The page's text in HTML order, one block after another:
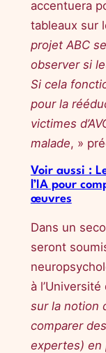
accentuera
tableaux sur
projet ABC
observer si
Si cela
pour la
victimes
malade, »
Voir aussi :
l’IA pour
œuvres
Dans un
seront
à
sur la notion
comparer
expertes) en